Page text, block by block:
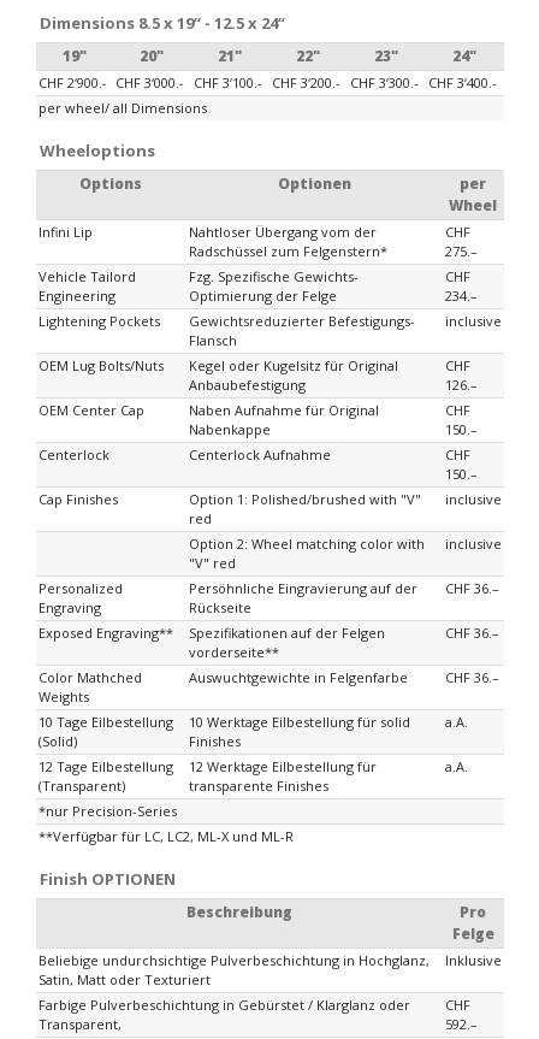
Dimensions 8.5 x 19“ - 12.5 x 24“
19" 20" 21" 22" 23" 24"
CHF 2‘900.- CHF 3‘000.- CHF 3‘100.- CHF 3‘200.- CHF 3‘300.-
CHF 3‘400.-
per wheel/ all Dimensions
Wheeloptions
Options Optionen
per
Wheel
Infini Lip
Nahtloser Übergang vom der
Radschüssel zum Felgenstern*
CHF
275.–
Vehicle Tailord
Engineering
Fzg. Spezifische Gewichts-
Optimierung der Felge
CHF
234.–
Lightening Pockets
Gewichtsreduzierter Befestigungs-
Flansch
inclusive
OEM Lug Bolts/Nuts
Kegel oder Kugelsitz für Original
Anbaubefestigung
CHF
126.–
OEM Center Cap
Naben Aufnahme für Original
Nabenkappe
CHF
150.–
Centerlock
Centerlock Aufnahme
CHF
150.–
Cap Finishes
Option 1: Polished/brushed with "V"
red
inclusive
Option 2: Wheel matching color with
"V" red
inclusive
Personalized
Engraving
Persöhnliche Eingravierung auf der
Rückseite
CHF 36.–
Exposed Engraving**
Spezifikationen auf der Felgen
vorderseite**
CHF 36.–
Color Mathched
Weights
Auswuchtgewichte in Felgenfarbe CHF 36.–
10 Tage Eilbestellung
(Solid)
10 Werktage Eilbestellung für solid
Finishes
a.A.
12 Tage Eilbestellung
(Transparent)
12 Werktage Eilbestellung für
transparente Finishes
a.A.
*nur Precision-Series
**Verfügbar für LC, LC2, ML-X und ML-R
Finish OPTIONEN
Beschreibung
Pro
Felge
Beliebige undurchsichtige Pulverbeschichtung in Hochglanz,
Satin, Matt oder Texturiert
Inklusive
Farbige Pulverbeschichtung in Gebürstet / Klarglanz oder
Transparent,
CHF
592.–